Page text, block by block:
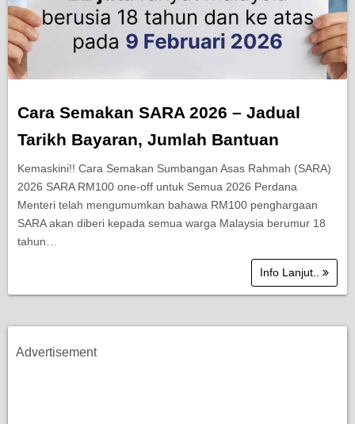
Cara Semakan SARA 2026 – Jadual
Tarikh Bayaran, Jumlah Bantuan
Kemaskini!! Cara Semakan Sumbangan Asas Rahmah (SARA)
2026 SARA RM100 one-off untuk Semua 2026 Perdana
Menteri telah mengumumkan bahawa RM100 penghargaan
SARA akan diberi kepada semua warga Malaysia berumur 18
tahun…
Info Lanjut..
Advertisement